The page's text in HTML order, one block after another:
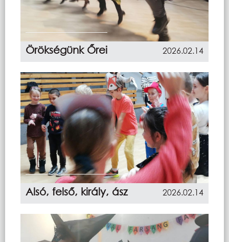
Örökségünk Őrei 2026.02.14
Alsó, felső, király, ász 2026.02.14